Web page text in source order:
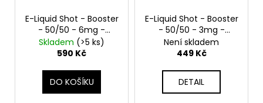
E-Liquid Shot - Booster
- 50/50 - 6mg -
5x10ml
Skladem (>5 ks)
590 Kč
DO KOŠÍKU
E-Liquid Shot - Booster
- 50/50 - 3mg -
5x10ml
Není skladem
449 Kč
DETAIL